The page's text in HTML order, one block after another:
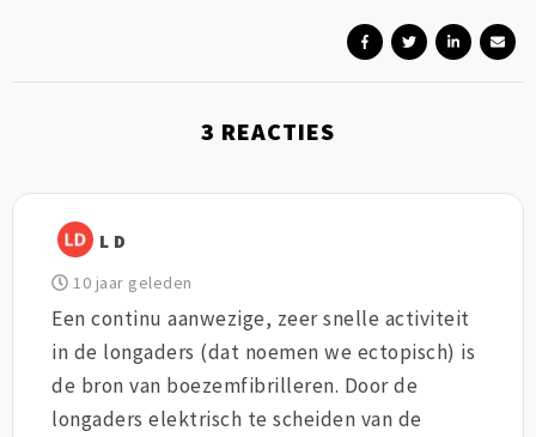
3 REACTIES
L D
10 jaar geleden
Een continu aanwezige, zeer snelle activiteit
in de longaders (dat noemen we ectopisch) is
de bron van boezemfibrilleren. Door de
longaders elektrisch te scheiden van de